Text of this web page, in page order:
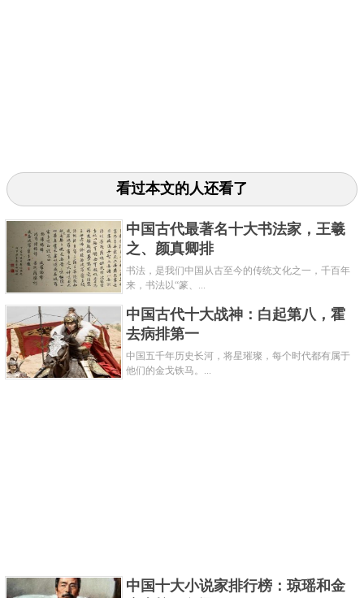
提到达芬奇，大家率先想到的可能就是卢浮宫三
宝之一的《蒙娜丽莎》，这位人类历史上上的全才除
了通宵生物、天文、雕刻、绘画、建筑等学科，还先
后涉及发明出陀螺仪、风速计、反向螺旋、发条传动
装置、水下呼吸等无数发明设计，是文艺复兴时期的
代表之一。
看过本文的人还看了
中国古代最著名十大书法家，王羲
之、颜真卿排
书法，是我们中国从古至今的传统文化之一，千百年
来，书法以“篆、...
中国古代十大战神：白起第八，霍
去病排第一
中国五千年历史长河，将星璀璨，每个时代都有属于
他们的金戈铁马。...
中国十大小说家排行榜：琼瑶和金